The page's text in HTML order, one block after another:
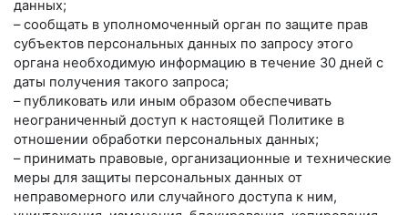
данных;
– сообщать в уполномоченный орган по защите прав
субъектов персональных данных по запросу этого
органа необходимую информацию в течение 30 дней с
даты получения такого запроса;
– публиковать или иным образом обеспечивать
неограниченный доступ к настоящей Политике в
отношении обработки персональных данных;
– принимать правовые, организационные и технические
меры для защиты персональных данных от
неправомерного или случайного доступа к ним,